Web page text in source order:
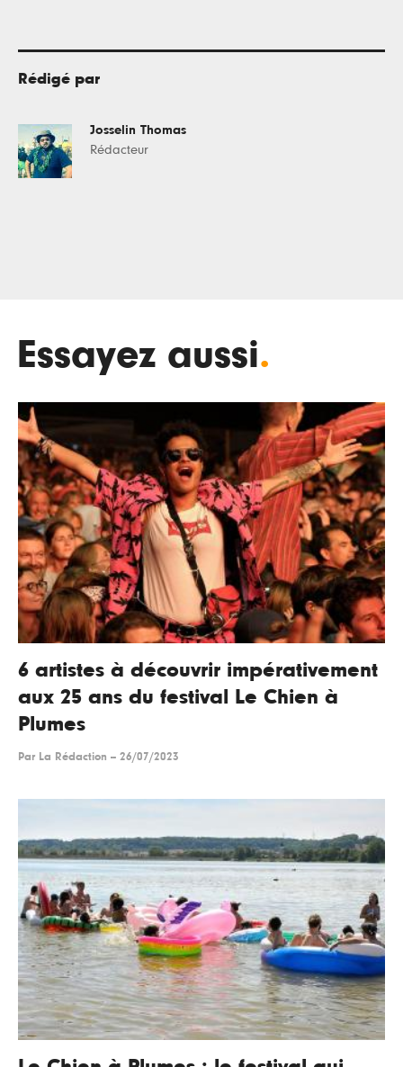
Rédigé par
Josselin Thomas
Rédacteur
Essayez aussi.
6 artistes à découvrir impérativement
aux 25 ans du festival Le Chien à
Plumes
Par La Rédaction -- 26/07/2023